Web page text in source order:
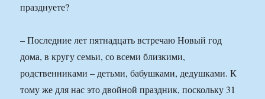
празднуете?
– Последние лет пятнадцать встречаю Новый год
дома, в кругу семьи, со всеми близкими,
родственниками – детьми, бабушками, дедушками. К
тому же для нас это двойной праздник, поскольку 31